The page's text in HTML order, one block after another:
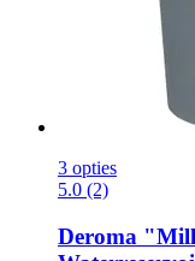
3 opties
5.0 (2)
Deroma